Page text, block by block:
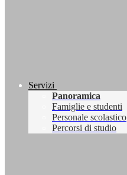
Servizi
Panoramica
Famiglie e studenti
Personale scolastico
Percorsi di studio